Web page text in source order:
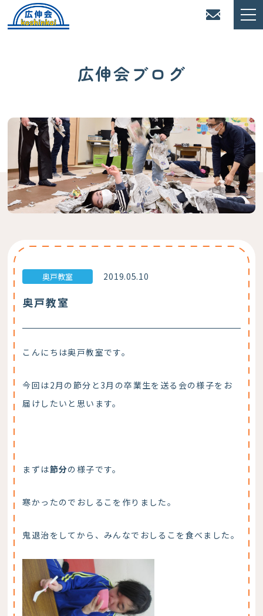
広伸会ブログ
奥戸教室 2019.05.10
奥戸教室
こんにちは奥戸教室です。
今回は2月の節分と3月の卒業生を送る会の様子をお
届けしたいと思います。
まずは節分の様子です。
寒かったのでおしるこを作りました。
鬼退治をしてから、みんなでおしるこを食べました。